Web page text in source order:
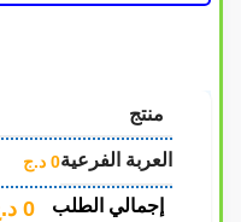
منتج
العربة الفرعية0 د.ج
إجمالي الطلب 0